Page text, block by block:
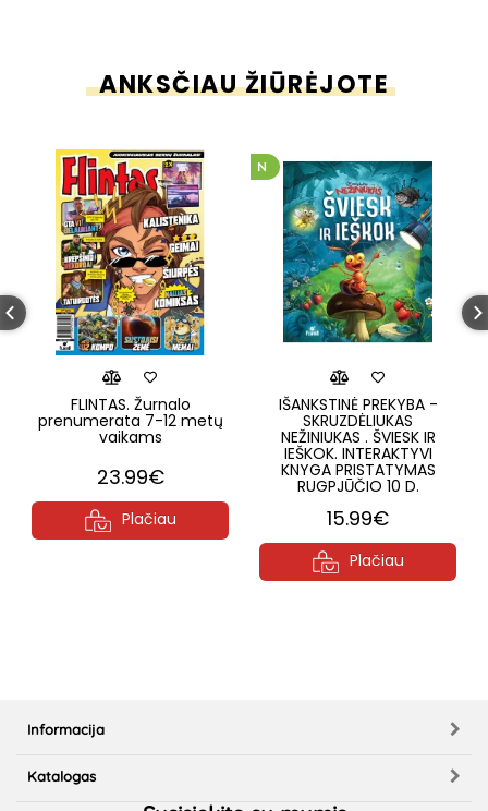
ANKSČIAU ŽIŪRĖJOTE
FLINTAS. Žurnalo
prenumerata 7-12 metų
vaikams
23.99€
Plačiau
IŠANKSTINĖ PREKYBA -
SKRUZDĖLIUKAS
NEŽINIUKAS . ŠVIESK IR
IEŠKOK. INTERAKTYVI
KNYGA PRISTATYMAS
RUGPJŪČIO 10 D.
15.99€
Plačiau
Informacija
Katalogas